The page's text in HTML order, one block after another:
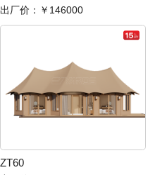
出厂价： ￥146000
ZT60